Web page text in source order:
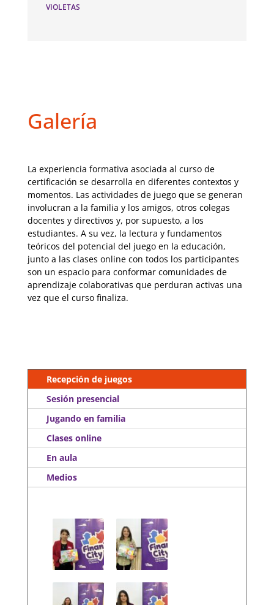
VIOLETAS
Galería
La experiencia formativa asociada al curso de
certificación se desarrolla en diferentes contextos y
momentos. Las actividades de juego que se generan
involucran a la familia y los amigos, otros colegas
docentes y directivos y, por supuesto, a los
estudiantes. A su vez, la lectura y fundamentos
teóricos del potencial del juego en la educación,
junto a las clases online con todos los participantes
son un espacio para conformar comunidades de
aprendizaje colaborativas que perduran activas una
vez que el curso finaliza.
Recepción de juegos
Sesión presencial
Jugando en familia
Clases online
En aula
Medios